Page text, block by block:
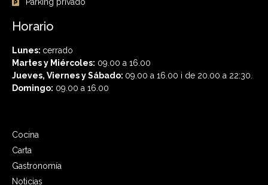
Horario
Lunes: cerrado
Martes y Miércoles: 09.00 a 16.00
Jueves, Viernes y Sábado: 09.00 a 16.00 i de 20.00 a 22:30.
Domingo: 09.00 a 16.00
Cocina
Carta
Gastronomía
Noticias